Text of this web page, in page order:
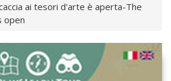
ai tesori d'arte è aperta-The
open